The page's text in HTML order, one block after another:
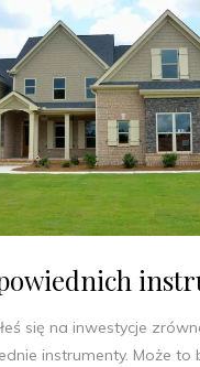
się na inwestycje
instrumenty. Może to